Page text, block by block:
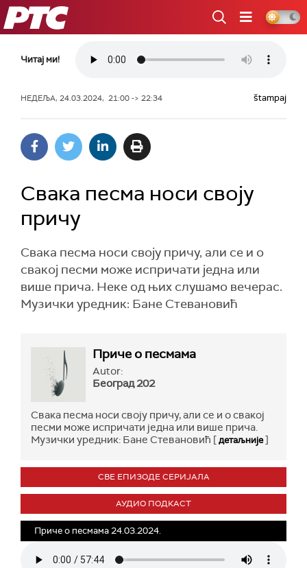
РТС
Читај ми!
НЕДЕЉА, 24.03.2024, 21:00 -> 22:34 štampaj
Свака песма носи своју
причу
Свака песма носи своју причу, али се и о
свакој песми може испричати једна или
више прича. Неке од њих слушамо вечерас.
Музички уредник: Бане Стевановић
Приче о песмама
Autor:
Београд 202
Свака песма носи своју причу, али се и о свакој
песми може испричати једна или више прича.
Музички уредник: Бане Стевановић [детаљније]
СВЕ ЕПИЗОДЕ СЕРИЈАЛА
АУДИО ПОДКАСТ
Приче о песмама 24.03.2024.